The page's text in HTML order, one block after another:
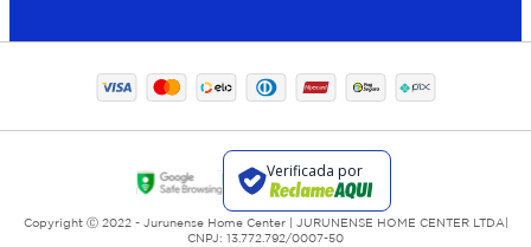
Copyright Ⓒ 2022 - Jurunense Home Center | JURUNENSE HOME CENTER LTDA|
CNPJ: 13.772.792/0007-50